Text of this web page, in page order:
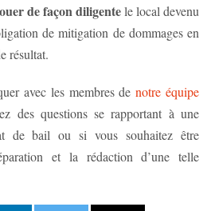
de façon diligentele local devenu
de mitigation de dommages en
résultat.
avec les membres denotre équipe
des questions se rapportant à une
de bail ou si vous souhaitez être
et la rédaction d’une telle